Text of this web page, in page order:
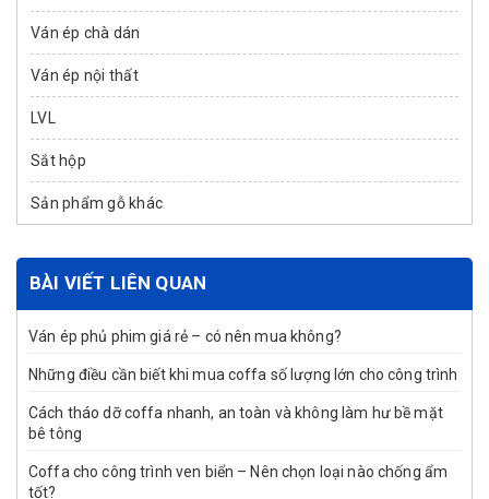
Ván ép chà dán
Ván ép nội thất
LVL
Sắt hộp
Sản phẩm gỗ khác
BÀI VIẾT LIÊN QUAN
Ván ép phủ phim giá rẻ – có nên mua không?
Những điều cần biết khi mua coffa số lượng lớn cho công trình
Cách tháo dỡ coffa nhanh, an toàn và không làm hư bề mặt
bê tông
Coffa cho công trình ven biển – Nên chọn loại nào chống ẩm
tốt?